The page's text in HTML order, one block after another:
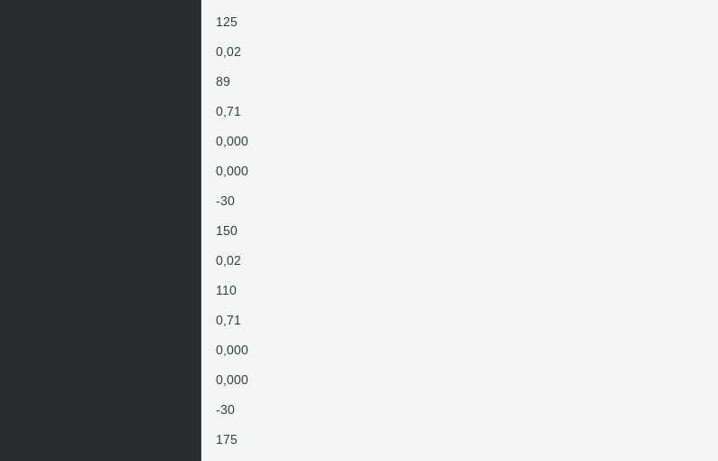
125
0,02
89
0,71
0,000
0,000
-30
150
0,02
110
0,71
0,000
0,000
-30
175